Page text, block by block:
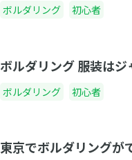
ボルダリング 初心者
ボルダリング 服装はジ
ボルダリング 初心者
東京でボルダリングが